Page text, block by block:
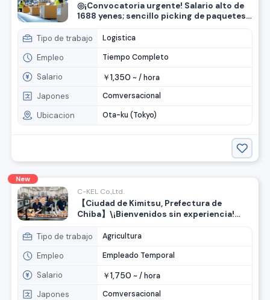
◎¡Convocatoria urgente! Salario alto de
1688 yenes; sencillo picking de paquetes;
de Distribución Heiwajima; mujeres en
Tipo de trabajo Logistica
Empleo Tiempo Completo
Salario ￥1,350 ~ /hora
Japones Comversacional
Ubicacion Ota-ku (Tokyo)
New
C-KEL Co.,Ltd.
【Ciudad de Kimitsu, Prefectura de
Chiba】\¡Bienvenidos sin experiencia!
Tipo de trabajo
Agricultura
Empleo Empleado Temporal
Salario ￥1,750 ~ /hora
Japones Comversacional